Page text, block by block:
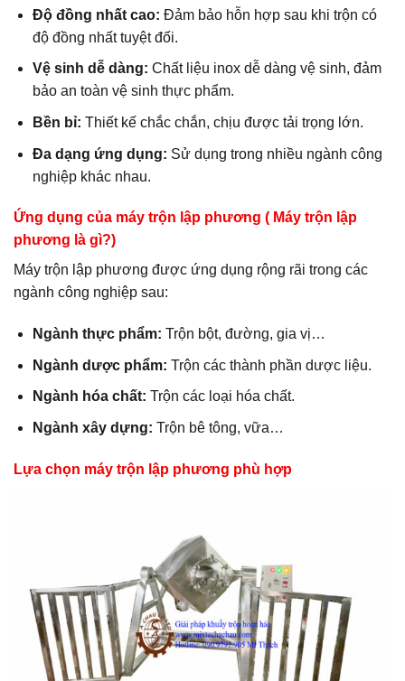
Độ đồng nhất cao: Đảm bảo hỗn hợp sau khi trộn có
độ đồng nhất tuyệt đối.
Vệ sinh dễ dàng: Chất liệu inox dễ dàng vệ sinh, đảm
bảo an toàn vệ sinh thực phẩm.
Bền bỉ: Thiết kế chắc chắn, chịu được tải trọng lớn.
Đa dạng ứng dụng: Sử dụng trong nhiều ngành công
nghiệp khác nhau.
Ứng dụng của máy trộn lập phương ( Máy trộn lập
phương là gì?)
Máy trộn lập phương được ứng dụng rộng rãi trong các
ngành công nghiệp sau:
Ngành thực phẩm: Trộn bột, đường, gia vị…
Ngành dược phẩm: Trộn các thành phần dược liệu.
Ngành hóa chất: Trộn các loại hóa chất.
Ngành xây dựng: Trộn bê tông, vữa…
Lựa chọn máy trộn lập phương phù hợp